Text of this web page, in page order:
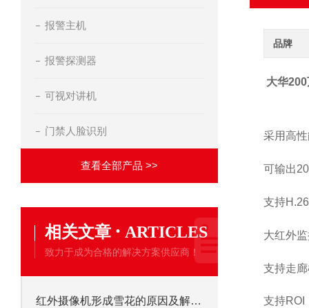
报警主机
报警探测器
可视对讲机
门禁人脸识别
查看全部产品 >>
相关文章 · ARTICLES
致力于成为合格的解决方案供应商！
红外摄像机形成雪花的原因及解决办法
品牌
大华
采用高
可输出
支持
大红外
支持走
支持ROI